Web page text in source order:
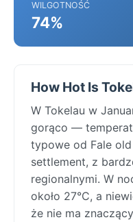
WILGOTNOŚĆ
74%
How Hot Is
W Tokelau w
gorąco —
typowe od Fale
settlement, z
regionalnymi. W
około 27°C, a
że nie ma